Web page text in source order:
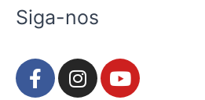
Siga-nos
F
a
I
n
Y
o